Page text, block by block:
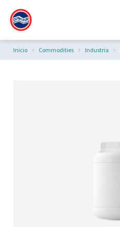
Estás aquí:
Inicio Commodities Industria